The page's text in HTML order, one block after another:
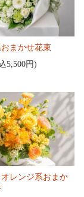
まかせ花束
5,500円)
レンジ系おまか